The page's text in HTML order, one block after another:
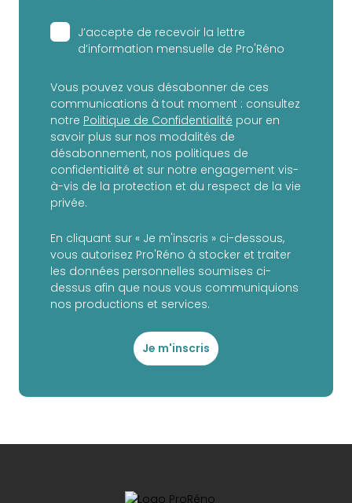
J’accepte de recevoir la lettre
d’information mensuelle de Pro'Réno
Vous pouvez vous désabonner de ces
communications à tout moment : consultez
notre Politique de Confidentialité pour en
savoir plus sur nos modalités de
désabonnement, nos politiques de
confidentialité et sur notre engagement vis-
à-vis de la protection et du respect de la vie
privée.
En cliquant sur « Je m'inscris » ci-dessous,
vous autorisez Pro'Réno à stocker et traiter
les données personnelles soumises ci-
dessus afin que nous vous communiquions
nos productions et services.
Je m'inscris